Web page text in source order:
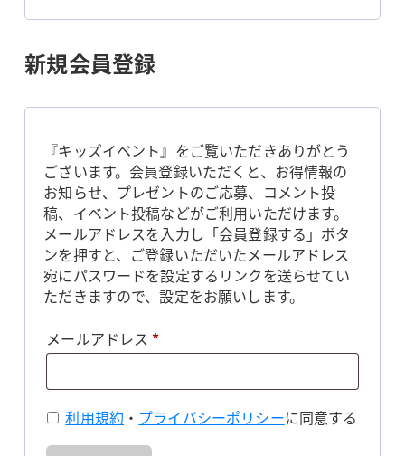
新規会員登録
『キッズイベント』をご覧いただきありがとう
ございます。会員登録いただくと、お得情報の
お知らせ、プレゼントのご応募、コメント投
稿、イベント投稿などがご利用いただけます。
メールアドレスを入力し「会員登録する」ボタ
ンを押すと、ご登録いただいたメールアドレス
宛にパスワードを設定するリンクを送らせてい
ただきますので、設定をお願いします。
メールアドレス *必
利用規約 ・ プライバシーポリシーに同意する